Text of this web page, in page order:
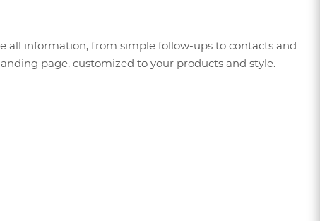
all information, from simple follow-ups to contacts and
page, customized to your products and style.